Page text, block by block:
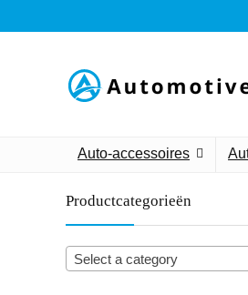
Auto-accessoires
Productcategorieën
Select a category